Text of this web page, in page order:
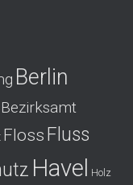
Berlin
Bezirksamt
Floss Fluss
Havel Holz